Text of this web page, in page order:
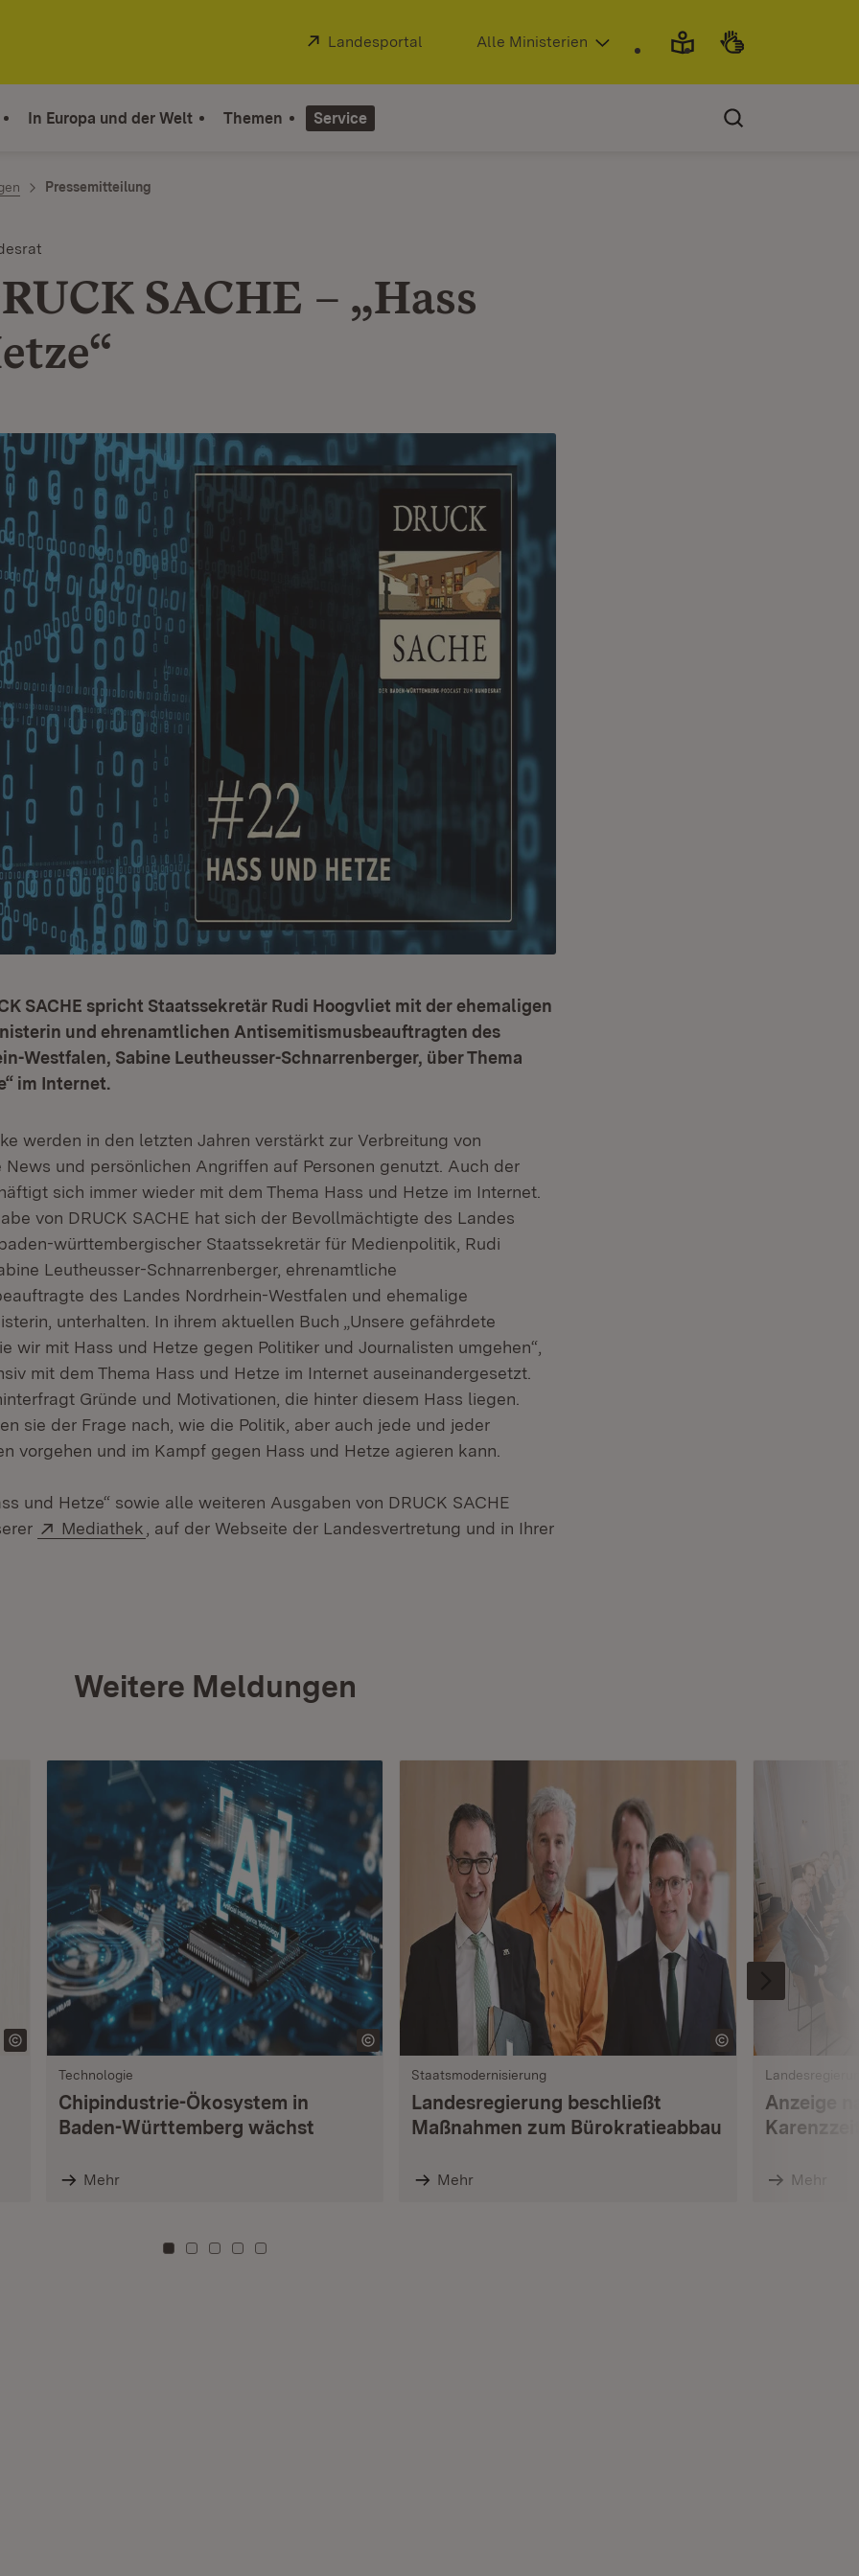
Extern:
Landesportal (Öffnet in neuem Fenster)
Alle Ministerien
In Europa und der Welt Themen Service
Pressemitteilung
SACHE – „Hass
SACHE spricht Staatssekretär Rudi Hoogvliet mit der ehemaligen
und ehrenamtlichen Antisemitismusbeauftragten des
Westfalen, Sabine Leutheusser-Schnarrenberger, über Thema
im Internet.
werden in den letzten Jahren verstärkt zur Verbreitung von
News und persönlichen Angriffen auf Personen genutzt. Auch der
sich immer wieder mit dem Thema Hass und Hetze im Internet.
von DRUCK SACHE hat sich der Bevollmächtigte des Landes
württembergischer Staatssekretär für Medienpolitik, Rudi
Leutheusser-Schnarrenberger, ehrenamtliche
des Landes Nordrhein-Westfalen und ehemalige
unterhalten. In ihrem aktuellen Buch „Unsere gefährdete
wir mit Hass und Hetze gegen Politiker und Journalisten umgehen“,
mit dem Thema Hass und Hetze im Internet auseinandergesetzt.
Gründe und Motivationen, die hinter diesem Hass liegen.
sie der Frage nach, wie die Politik, aber auch jede und jeder
vorgehen und im Kampf gegen Hass und Hetze agieren kann.
und Hetze“ sowie alle weiteren Ausgaben von DRUCK SACHE
Extern:
Mediathek (Öffnet in neuem Fenster)
, auf der Webseite der Landesvertretung und in Ihrer
Weitere Meldungen
Technologie
Chipindustrie-Ökosystem in
Baden-Württemberg wächst
Mehr
Staatsmodernisierung
Landesregierung beschließt
Maßnahmen zum Bürokratieabbau
Mehr
Anzeige
Mehr
Zu Kachel: 0
Zu Kachel: 3
Zu Kachel: 6
Zu Kachel: 9
Zu Kachel: 12